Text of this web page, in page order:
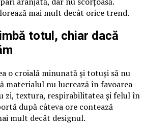
mai mult decât orice trend.
totul, chiar dacă
o croială minunată și totuși să nu
materialul nu lucrează în favoarea
zi, textura, respirabilitatea și felul în
după câteva ore contează
mult decât designul.